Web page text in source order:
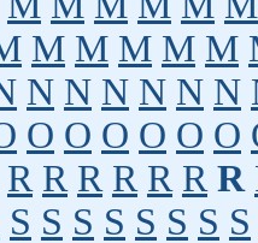
M M M M M
N N N N N N
O O O O O O
R R R R R R R
S S S S S S S S